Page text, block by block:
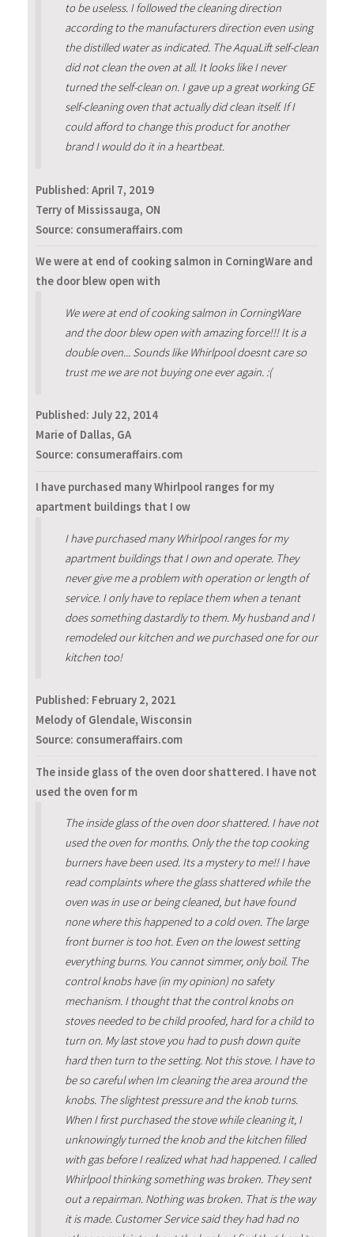
to be useless. I followed the cleaning direction
according to the manufacturers direction even using
the distilled water as indicated. The AquaLift self-clean
did not clean the oven at all. It looks like I never
turned the self-clean on. I gave up a great working GE
self-cleaning oven that actually did clean itself. If I
could afford to change this product for another
brand I would do it in a heartbeat.
Published: April 7, 2019
Terry of Mississauga, ON
Source: consumeraffairs.com
We were at end of cooking salmon in CorningWare and
the door blew open with
We were at end of cooking salmon in CorningWare
and the door blew open with amazing force!!! It is a
double oven... Sounds like Whirlpool doesnt care so
trust me we are not buying one ever again. :(
Published: July 22, 2014
Marie of Dallas, GA
Source: consumeraffairs.com
I have purchased many Whirlpool ranges for my
apartment buildings that I ow
I have purchased many Whirlpool ranges for my
apartment buildings that I own and operate. They
never give me a problem with operation or length of
service. I only have to replace them when a tenant
does something dastardly to them. My husband and I
remodeled our kitchen and we purchased one for our
kitchen too!
Published: February 2, 2021
Melody of Glendale, Wisconsin
Source: consumeraffairs.com
The inside glass of the oven door shattered. I have not
used the oven for m
The inside glass of the oven door shattered. I have not
used the oven for months. Only the the top cooking
burners have been used. Its a mystery to me!! I have
read complaints where the glass shattered while the
oven was in use or being cleaned, but have found
none where this happened to a cold oven. The large
front burner is too hot. Even on the lowest setting
everything burns. You cannot simmer, only boil. The
control knobs have (in my opinion) no safety
mechanism. I thought that the control knobs on
stoves needed to be child proofed, hard for a child to
turn on. My last stove you had to push down quite
hard then turn to the setting. Not this stove. I have to
be so careful when Im cleaning the area around the
knobs. The slightest pressure and the knob turns.
When I first purchased the stove while cleaning it, I
unknowingly turned the knob and the kitchen filled
with gas before I realized what had happened. I called
Whirlpool thinking something was broken. They sent
out a repairman. Nothing was broken. That is the way
it is made. Customer Service said they had had no